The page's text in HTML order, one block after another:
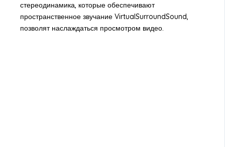
стереодинамика, которые обеспечивают
пространственное звучание VirtualSurroundSound,
позволят наслаждаться просмотром видео.